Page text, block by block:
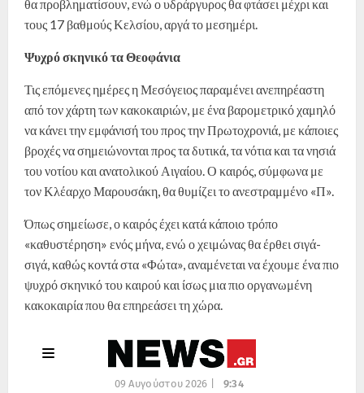
θα προβληματίσουν, ενώ ο υδράργυρος θα φτάσει μέχρι και
τους 17 βαθμούς Κελσίου, αργά το μεσημέρι.
Ψυχρό σκηνικό τα Θεοφάνια
Τις επόμενες ημέρες η Μεσόγειος παραμένει ανεπηρέαστη
από τον χάρτη των κακοκαιριών, με ένα βαρομετρικό χαμηλό
να κάνει την εμφάνισή του προς την Πρωτοχρονιά, με κάποιες
βροχές να σημειώνονται προς τα δυτικά, τα νότια και τα νησιά
του νοτίου και ανατολικού Αιγαίου. Ο καιρός, σύμφωνα με
τον Κλέαρχο Μαρουσάκη, θα θυμίζει το ανεστραμμένο «Π».
Όπως σημείωσε, ο καιρός έχει κατά κάποιο τρόπο
«καθυστέρηση» ενός μήνα, ενώ ο χειμώνας θα έρθει σιγά-
σιγά, καθώς κοντά στα «Φώτα», αναμένεται να έχουμε ένα πιο
ψυχρό σκηνικό του καιρού και ίσως μια πιο οργανωμένη
κακοκαιρία που θα επηρεάσει τη χώρα.